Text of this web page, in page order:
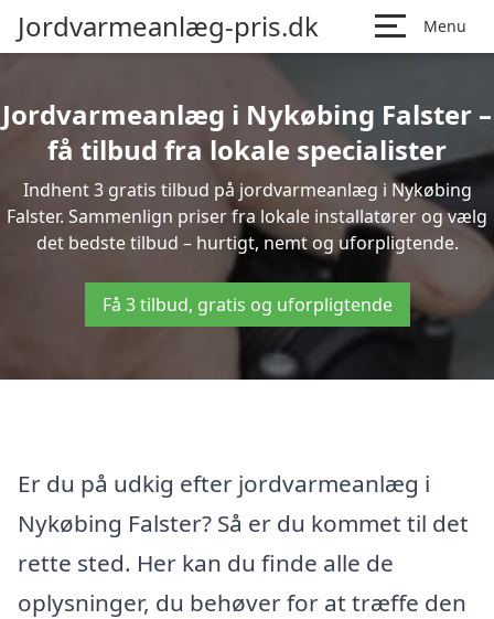
Jordvarmeanlæg-pris.dk Menu
Jordvarmeanlæg i Nykøbing Falster –
få tilbud fra lokale specialister
Indhent 3 gratis tilbud på jordvarmeanlæg i Nykøbing
Falster. Sammenlign priser fra lokale installatører og vælg
det bedste tilbud – hurtigt, nemt og uforpligtende.
Få 3 tilbud, gratis og uforpligtende
Er du på udkig efter jordvarmeanlæg i
Nykøbing Falster? Så er du kommet til det
rette sted. Her kan du finde alle de
oplysninger, du behøver for at træffe den